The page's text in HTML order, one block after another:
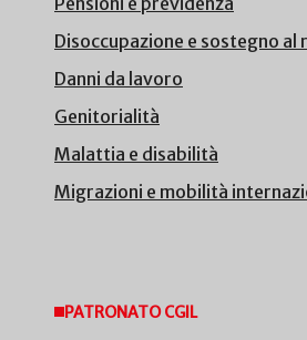
Disoccupazione e sostegno al
Danni da lavoro
Genitorialità
Malattia e disabilità
Migrazioni e mobilità
PATRONATO CGIL